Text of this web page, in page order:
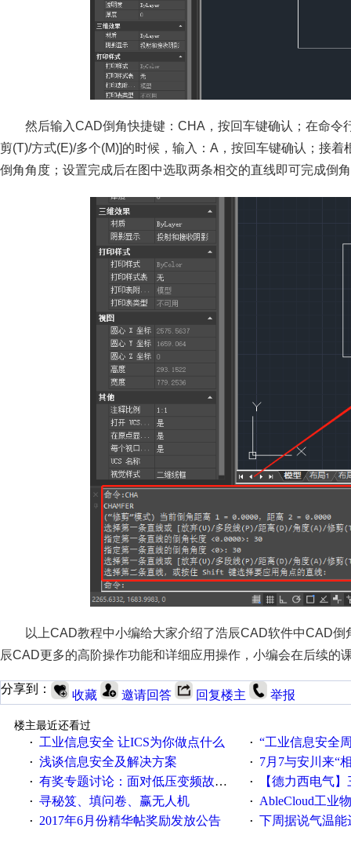
然后输入CAD倒角快捷键：CHA，按回车键确认；在命令
剪(T)/方式(E)/多个(M)]的时候，输入：A，按回车键确认；接
倒角角度；设置完成后在图中选取两条相交的直线即可完成倒
以上CAD教程中小编给大家介绍了浩辰CAD软件中CAD
辰CAD更多的高阶操作功能和详细应用操作，小编会在后续的
分享到： 收藏 邀请回答 回复楼主 举报
楼主最近还看过
·
工业信息安全 让ICS为你做点什么 · “工业信息安全周之我见”
· 浅谈信息安全及解决方案 · 7月7与安川来“
· 有奖专题讨论：面对低压变频故障，老手是这样解决的！ · 【德力西电气】三
· 寻秘笈、填问卷、赢无人机 · AbleCloud工业物联
· 2017年6月份精华帖奖励发放公告 · 下周据说气温能